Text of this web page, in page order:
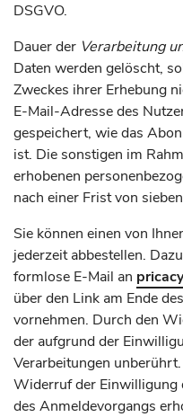
DSGVO.
Dauer der Verarbeitung
Daten werden gelöscht,
Zweckes ihrer Erhebung
E-Mail-Adresse des
gespeichert, wie das
ist. Die sonstigen im
erhobenen
nach einer Frist von
Sie können einen von
jederzeit abbestellen.
formlose E-Mail an pricacy
über den Link am Ende
vornehmen. Durch den
der aufgrund der
Verarbeitungen
Widerruf der Einwilligung
des Anmeldevorgangs